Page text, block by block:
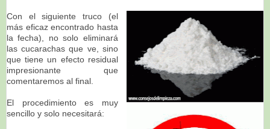
Con el siguiente truco (el
más eficaz encontrado hasta
la fecha), no solo eliminará
las cucarachas que ve, sino
que tiene un efecto residual
impresionante que
comentaremos al final.
El procedimiento es muy
sencillo y solo necesitará: